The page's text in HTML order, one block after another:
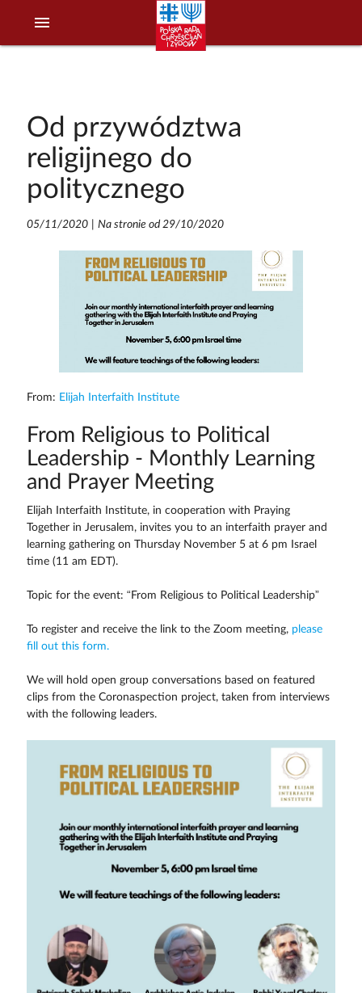
menu
Od przywództwa
religijnego do
politycznego
05/11/2020| Na stronie od 29/10/2020
From: Elijah Interfaith Institute
From Religious to Political
Leadership - Monthly Learning
and Prayer Meeting
Elijah Interfaith Institute, in cooperation with Praying
Together in Jerusalem, invites you to an interfaith prayer and
learning gathering on Thursday November 5 at 6 pm Israel
time (11 am EDT).
Topic for the event: “From Religious to Political Leadership”
To register and receive the link to the Zoom meeting, please
fill out this form.
We will hold open group conversations based on featured
clips from the Coronaspection project, taken from interviews
with the following leaders.